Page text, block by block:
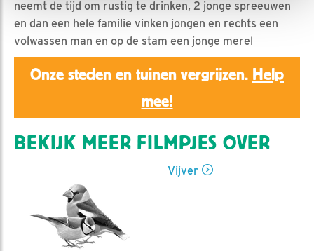
neemt de tijd om rustig te drinken, 2 jonge spreeuwen
en dan een hele familie vinken jongen en rechts een
volwassen man en op de stam een jonge merel
Onze steden en tuinen vergrijzen. Help
mee!
BEKIJK MEER FILMPJES OVER
Vijver